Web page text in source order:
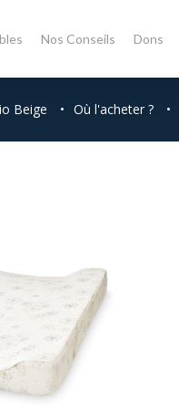
Nos Conseils Dons
Beige • Où l'acheter ? •